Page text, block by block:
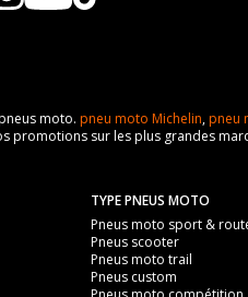
moto. pneu moto Michelin,pneu
sur les plus grandes
TYPE PNEUS MOTO
Pneus moto sport &
Pneus scooter
Pneus moto trail
Pneus custom